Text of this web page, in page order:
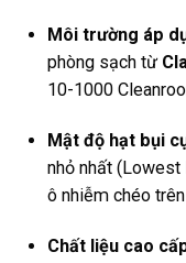
Môi trường áp
phòng sạch từ
10-1000
Mật độ hạt bụi
nhỏ nhất
ô nhiễm chéo
Chất liệu cao